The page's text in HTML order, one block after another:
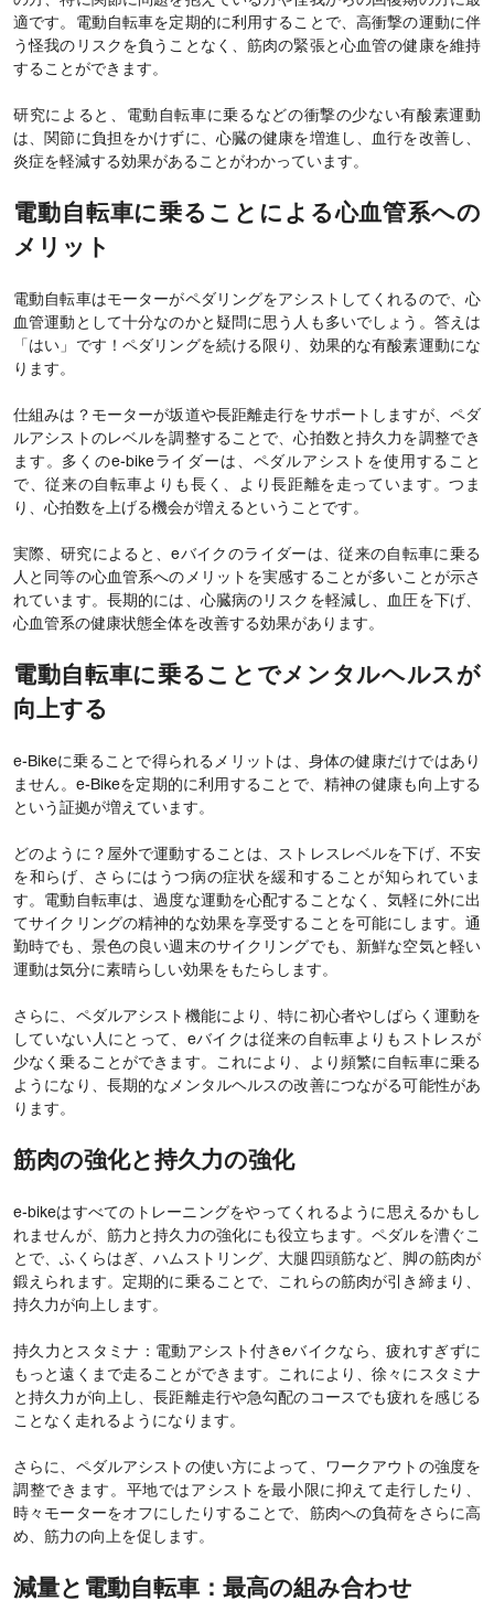
適です。電動自転車を定期的に利用することで、高衝撃の運動に伴
う怪我のリスクを負うことなく、筋肉の緊張と心血管の健康を維持
することができます。
研究によると、電動自転車に乗るなどの衝撃の少ない有酸素運動
は、関節に負担をかけずに、心臓の健康を増進し、血行を改善し、
炎症を軽減する効果があることがわかっています。
電動自転車に乗ることによる心血管系への
メリット
電動自転車はモーターがペダリングをアシストしてくれるので、心
血管運動として十分なのかと疑問に思う人も多いでしょう。答えは
「はい」です！ペダリングを続ける限り、効果的な有酸素運動にな
ります。
仕組みは？モーターが坂道や長距離走行をサポートしますが、ペダ
ルアシストのレベルを調整することで、心拍数と持久力を調整でき
ます。多くのe-bikeライダーは、ペダルアシストを使用すること
で、従来の自転車よりも長く、より長距離を走っています。つま
り、心拍数を上げる機会が増えるということです。
実際、研究によると、eバイクのライダーは、従来の自転車に乗る
人と同等の心血管系へのメリットを実感することが多いことが示さ
れています。長期的には、心臓病のリスクを軽減し、血圧を下げ、
心血管系の健康状態全体を改善する効果があります。
電動自転車に乗ることでメンタルヘルスが
向上する
e-Bikeに乗ることで得られるメリットは、身体の健康だけではあり
ません。e-Bikeを定期的に利用することで、精神の健康も向上する
という証拠が増えています。
どのように？屋外で運動することは、ストレスレベルを下げ、不安
を和らげ、さらにはうつ病の症状を緩和することが知られていま
す。電動自転車は、過度な運動を心配することなく、気軽に外に出
てサイクリングの精神的な効果を享受することを可能にします。通
勤時でも、景色の良い週末のサイクリングでも、新鮮な空気と軽い
運動は気分に素晴らしい効果をもたらします。
さらに、ペダルアシスト機能により、特に初心者やしばらく運動を
していない人にとって、eバイクは従来の自転車よりもストレスが
少なく乗ることができます。これにより、より頻繁に自転車に乗る
ようになり、長期的なメンタルヘルスの改善につながる可能性があ
ります。
筋肉の強化と持久力の強化
e-bikeはすべてのトレーニングをやってくれるように思えるかもし
れませんが、筋力と持久力の強化にも役立ちます。ペダルを漕ぐこ
とで、ふくらはぎ、ハムストリング、大腿四頭筋など、脚の筋肉が
鍛えられます。定期的に乗ることで、これらの筋肉が引き締まり、
持久力が向上します。
持久力とスタミナ：電動アシスト付きeバイクなら、疲れすぎずに
もっと遠くまで走ることができます。これにより、徐々にスタミナ
と持久力が向上し、長距離走行や急勾配のコースでも疲れを感じる
ことなく走れるようになります。
さらに、ペダルアシストの使い方によって、ワークアウトの強度を
調整できます。平地ではアシストを最小限に抑えて走行したり、
時々モーターをオフにしたりすることで、筋肉への負荷をさらに高
め、筋力の向上を促します。
減量と電動自転車：最高の組み合わせ